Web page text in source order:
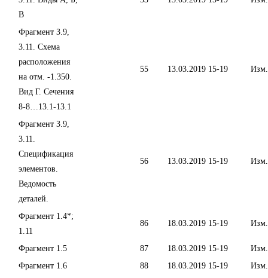
В
Фрагмент 3.9,
3.11. Схема
расположения
на отм. -1.350.
Вид Г. Сечения
8-8…13.1-13.1
55 13.03.2019 15-19
Фрагмент 3.9,
3.11.
Спецификация
элементов.
Ведомость
деталей.
56 13.03.2019 15-19
Фрагмент 1.4*;
1.11
86 18.03.2019 15-19
Фрагмент 1.5 87 18.03.2019 15-19
Фрагмент 1.6
88 18.03.2019 15-19